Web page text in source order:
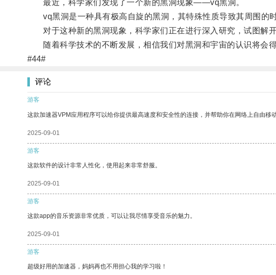
最近，科学家们发现了一个新的黑洞现象——vq黑洞。
vq黑洞是一种具有极高自旋的黑洞，其特殊性质导致其周围的时
对于这种新的黑洞现象，科学家们正在进行深入研究，试图解开
随着科学技术的不断发展，相信我们对黑洞和宇宙的认识将会得
#44#
评论
游客
这款加速器VPM应用程序可以给你提供最高速度和安全性的连接，并帮助你在网络上自由移动
2025-09-01
游客
这款软件的设计非常人性化，使用起来非常舒服。
2025-09-01
游客
这款app的音乐资源非常优质，可以让我尽情享受音乐的魅力。
2025-09-01
游客
超级好用的加速器，妈妈再也不用担心我的学习啦！